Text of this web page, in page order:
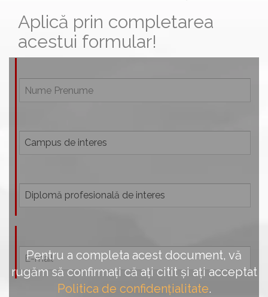
Aplică prin completarea
acestui formular!
Pentru a completa acest document, vă
rugăm să confirmați că ați citit și ați acceptat
Politica de confidențialitate.